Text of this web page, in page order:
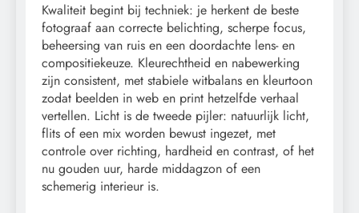
Kwaliteit begint bij techniek: je herkent de beste
fotograaf aan correcte belichting, scherpe focus,
beheersing van ruis en een doordachte lens- en
compositiekeuze. Kleurechtheid en nabewerking
zijn consistent, met stabiele witbalans en kleurtoon
zodat beelden in web en print hetzelfde verhaal
vertellen. Licht is de tweede pijler: natuurlijk licht,
flits of een mix worden bewust ingezet, met
controle over richting, hardheid en contrast, of het
nu gouden uur, harde middagzon of een
schemerig interieur is.